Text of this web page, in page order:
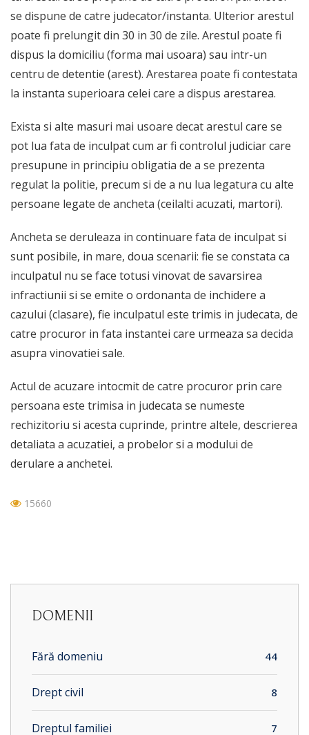
se dispune de catre judecator/instanta. Ulterior arestul
poate fi prelungit din 30 in 30 de zile. Arestul poate fi
dispus la domiciliu (forma mai usoara) sau intr-un
centru de detentie (arest). Arestarea poate fi contestata
la instanta superioara celei care a dispus arestarea.
Exista si alte masuri mai usoare decat arestul care se
pot lua fata de inculpat cum ar fi controlul judiciar care
presupune in principiu obligatia de a se prezenta
regulat la politie, precum si de a nu lua legatura cu alte
persoane legate de ancheta (ceilalti acuzati, martori).
Ancheta se deruleaza in continuare fata de inculpat si
sunt posibile, in mare, doua scenarii: fie se constata ca
inculpatul nu se face totusi vinovat de savarsirea
infractiunii si se emite o ordonanta de inchidere a
cazului (clasare), fie inculpatul este trimis in judecata, de
catre procuror in fata instantei care urmeaza sa decida
asupra vinovatiei sale.
Actul de acuzare intocmit de catre procuror prin care
persoana este trimisa in judecata se numeste
rechizitoriu si acesta cuprinde, printre altele, descrierea
detaliata a acuzatiei, a probelor si a modului de
derulare a anchetei.
15660
DOMENII
Fără domeniu 44
Drept civil 8
Dreptul familiei 7